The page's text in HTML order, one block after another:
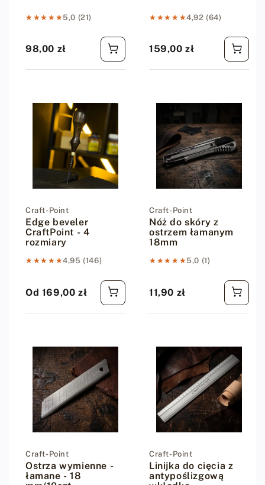
★★★★★
★★★★★5,0 (21)
Cena regularna
98,00 zł
★★★★★
★★★★★4,92 (64)
Cena regularna
159,00 zł
Dostawca:
Craft-Point
Edge beveler
CraftPoint - 4
rozmiary
★★★★★
★★★★★4,95 (146)
Cena regularna
Od 169,00 zł
Dostawca:
Craft-Point
Nóż do skóry z
ostrzem łamanym
18mm
★★★★★
★★★★★5,0 (1)
Cena regularna
11,90 zł
Dostawca:
Craft-Point
Ostrza wymienne -
łamane - 18
Dostawca:
Craft-Point
Linijka do cięcia z
antypoślizgową